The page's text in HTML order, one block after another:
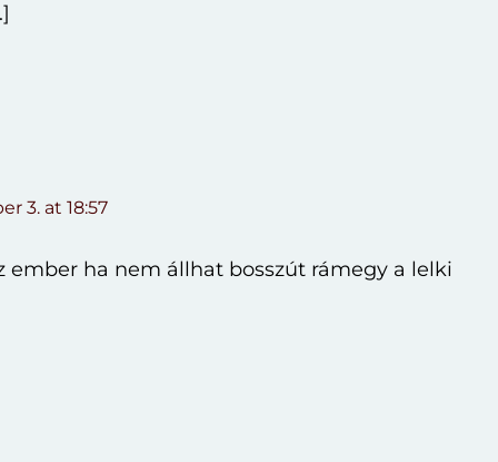
3. at 18:57
ember ha nem állhat bosszút rámegy a lelki